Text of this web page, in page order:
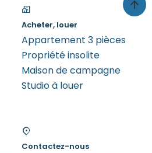
Acheter, louer
Appartement 3 pièces
Propriété insolite
Maison de campagne
Studio à louer
Contactez-nous